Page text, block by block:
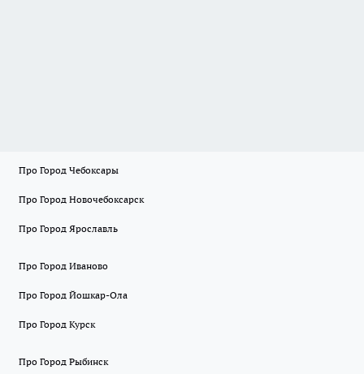
Про Город Чебоксары
Про Город Новочебоксарск
Про Город Ярославль
Про Город Иваново
Про Город Йошкар-Ола
Про Город Курск
Про Город Рыбинск